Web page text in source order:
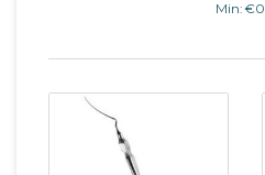
Min: €0